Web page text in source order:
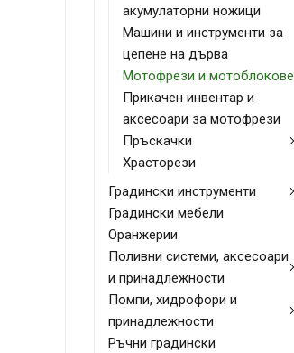
акумулаторни ножици
Машини и инструменти за
цепене на дърва
Мотофрези и мотоблокове
Прикачен инвентар и
аксесоари за мотофрези
Пръскачки
Храсторези
Градински инструменти
Градински мебели
Оранжерии
Поливни системи, аксесоари
и принадлежности
Помпи, хидрофори и
принадлежности
Ръчни градински